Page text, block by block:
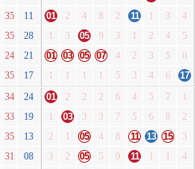
35 11 01 2 4 8 2 11 1 3
4
35 28 1 3 05 9 3 1 2 4
5
24 21 01 03 05 07 4 2 3 5
6
35 17 1 1 1 1 5 3 4 6
17
34 24 01 2 2 2 6 4 5 7
1
33 19 1 03 3 3 7 5 6 8
2
35 13 2 1 05 4 8 11 13 15
3
31 08 3 2 05 5 9 11 1 1
4